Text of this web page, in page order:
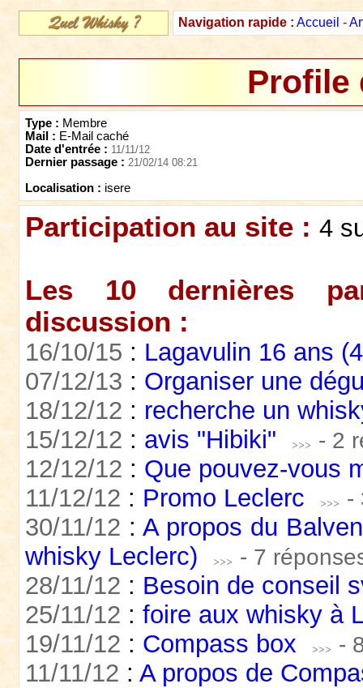
Navigation rapide : Accueil -
Profile
Type : Membre
Mail : E-Mail caché
Date d'entrée : 11/11/12
Dernier passage : 21/02/14 08:21
Localisation : isere
Participation au site : 4
Les 10 dernières
discussion :
16/10/15 : Lagavulin 16 ans
07/12/13 : Organiser une
18/12/12 : recherche un
15/12/12 : avis "Hibiki" - 2
12/12/12 : Que pouvez-vous
11/12/12 : Promo Leclerc -
30/11/12 : A propos du
whisky Leclerc)
- 7
28/11/12 : Besoin de conseil
25/11/12 : foire aux whisky à
19/11/12 : Compass box -
11/11/12 : A propos de